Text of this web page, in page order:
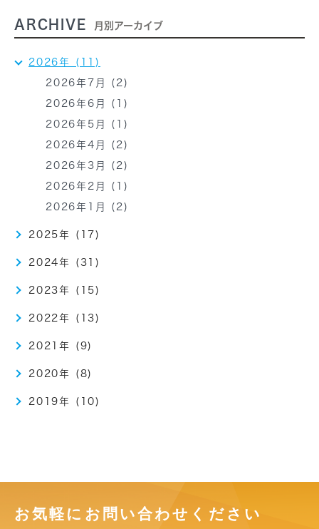
ARCHIVE 月別アーカイブ
2026年 (11)
2026年7月 (2)
2026年6月 (1)
2026年5月 (1)
2026年4月 (2)
2026年3月 (2)
2026年2月 (1)
2026年1月 (2)
2025年 (17)
2024年 (31)
2023年 (15)
2022年 (13)
2021年 (9)
2020年 (8)
2019年 (10)
お気軽にお問い合わせください